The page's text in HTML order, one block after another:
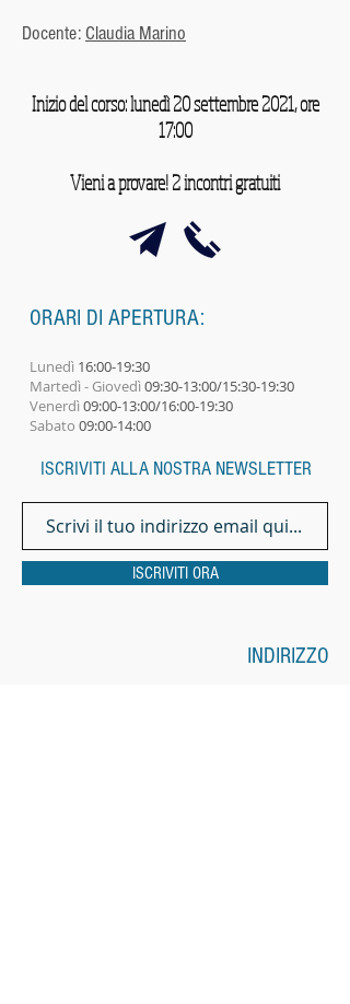
Docente:Claudia Marino
Inizio del corso: lunedì 20 settembre 2021, ore
17:00
Vieni a provare! 2 incontri gratuiti
ORARI DI APERTURA:
Lunedì 16:00-19:30
Martedì - Giovedì 09:30-13:00/15:30-19:30
Venerdì 09:00-13:00/16:00-19:30
Sabato 09:00-14:00​
ISCRIVITI ALLA NOSTRA NEWSLETTER
ISCRIVITI ORA
INDIRIZZO